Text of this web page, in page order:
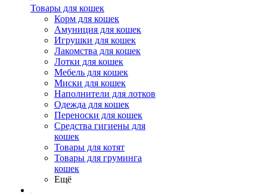
Товары для кошек
Корм для кошек
Амуниция для кошек
Игрушки для кошек
Лакомства для кошек
Лотки для кошек
Мебель для кошек
Миски для кошек
Наполнители для лотков
Одежда для кошек
Переноски для кошек
Средства гигиены для
кошек
Товары для котят
Товары для груминга
кошек
Ещё